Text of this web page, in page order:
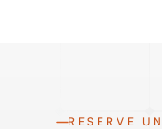
RESERVE